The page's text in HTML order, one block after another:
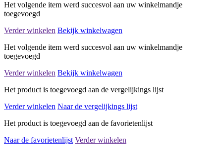
Het volgende item werd succesvol aan uw winkelmandje
toegevoegd
Verder winkelen Bekijk winkelwagen
Het volgende item werd succesvol aan uw winkelmandje
toegevoegd
Verder winkelen Bekijk winkelwagen
Het product is toegevoegd aan de vergelijkings lijst
Verder winkelen Naar de vergelijkings lijst
Het product is toegevoegd aan de favorietenlijst
Naar de favorietenlijst Verder winkelen